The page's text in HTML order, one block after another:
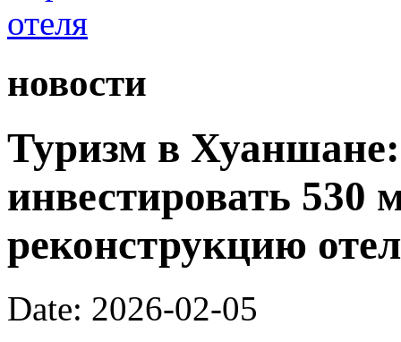
новости
Туризм в
инвестировать 530
реконструкцию
Date: 2026-02-05